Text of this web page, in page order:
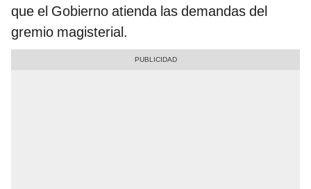
que el Gobierno atienda las demandas del
gremio magisterial.